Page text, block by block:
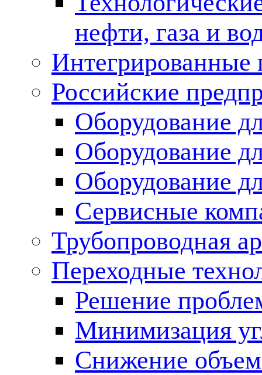
нефти, газа и
Российские
Оборудование
Оборудование
Оборудование
Сервисные
Трубопроводная
Переходные
Решение
Минимизация
Снижение